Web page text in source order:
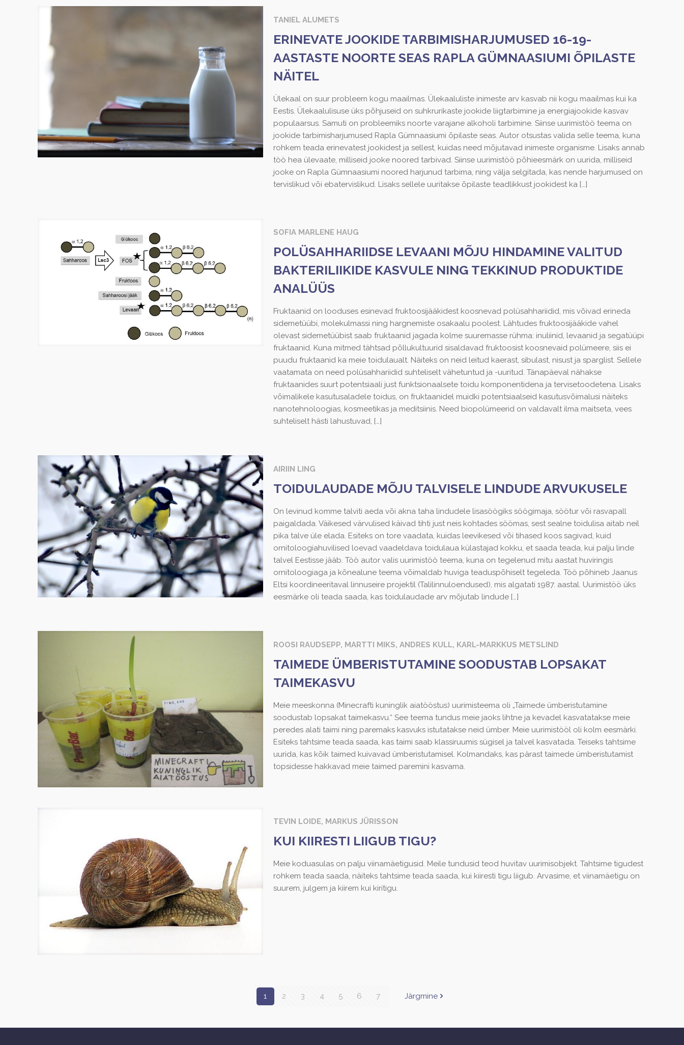
TANIEL ALUMETS
ERINEVATE JOOKIDE TARBIMISHARJUMUSED 16-19-
AASTASTE NOORTE SEAS RAPLA GÜMNAASIUMI ÕPILASTE
NÄITEL
Ülekaal on suur probleem kogu maailmas. Ülekaaluliste inimeste arv kasvab nii kogu maailmas kui ka
Eestis. Ülekaalulisuse üks põhjuseid on suhkrurikaste jookide liigtarbimine ja energiajookide kasvav
populaarsus. Samuti on probleemiks noorte varajane alkoholi tarbimine. Siinse uurimistöö teema on
jookide tarbimisharjumused Rapla Gümnaasiumi õpilaste seas. Autor otsustas valida selle teema, kuna
rohkem teada erinevatest jookidest ja sellest, kuidas need mõjutavad inimeste organisme. Lisaks annab
töö hea ülevaate, milliseid jooke noored tarbivad. Siinse uurimistöö põhieesmärk on uurida, milliseid
jooke on Rapla Gümnaasiumi noored harjunud tarbima, ning välja selgitada, kas nende harjumused on
tervislikud või ebatervislikud. Lisaks sellele uuritakse õpilaste teadlikkust jookidest ka[…]
SOFIA MARLENE HAUG
POLÜSAHHARIIDSE LEVAANI MÕJU HINDAMINE VALITUD
BAKTERILIIKIDE KASVULE NING TEKKINUD PRODUKTIDE
ANALÜÜS
Fruktaanid on looduses esinevad fruktoosijääkidest koosnevad polüsahhariidid, mis võivad erineda
sidemetüübi, molekulmassi ning hargnemiste osakaalu poolest. Lähtudes fruktoosijääkide vahel
olevast sidemetüübist saab fruktaanid jagada kolme suuremasse rühma: inuliinid, levaanid ja segatüüpi
fruktaanid. Kuna mitmed tähtsad põllukultuurid sisaldavad fruktoosist koosnevaid polümeere, siis ei
puudu fruktaanid ka meie toidulaualt. Näiteks on neid leitud kaerast, sibulast, nisust ja sparglist. Sellele
vaatamata on need polüsahhariidid suhteliselt vähetuntud ja -uuritud. Tänapäeval nähakse
fruktaanides suurt potentsiaali just funktsionaalsete toidu komponentidena ja tervisetoodetena. Lisaks
võimalikele kasutusaladele toidus, on fruktaanidel muidki potentsiaalseid kasutusvõimalusi näiteks
nanotehnoloogias, kosmeetikas ja meditsiinis. Need biopolümeerid on valdavalt ilma maitseta, vees
suhteliselt hästi lahustuvad, […]
AIRIIN LING
TOIDULAUDADE MÕJU TALVISELE LINDUDE ARVUKUSELE
On levinud komme talviti aeda või akna taha lindudele lisasöögiks söögimaja, söötur või rasvapall
paigaldada. Väikesed värvulised käivad tihti just neis kohtades söömas, sest sealne toidulisa aitab neil
pika talve üle elada. Esiteks on tore vaadata, kuidas leevikesed või tihased koos sagivad, kuid
ornitoloogiahuvilised loevad vaadeldava toidulaua külastajad kokku, et saada teada, kui palju linde
talvel Eestisse jääb. Töö autor valis uurimistöö teema, kuna on tegelenud mitu aastat huviringis
ornitoloogiaga ja kõnealune teema võimaldab huviga teaduspõhiselt tegeleda. Töö põhineb Jaanus
Eltsi koordineeritaval linnuseire projektil (Talilinnuloendused), mis algatati 1987. aastal. Uurimistöö üks
eesmärke oli teada saada, kas toidulaudade arv mõjutab lindude[…]
ROOSI RAUDSEPP, MARTTI MIKS, ANDRES KULL, KARL-MARKKUS METSLIND
TAIMEDE ÜMBERISTUTAMINE SOODUSTAB LOPSAKAT
TAIMEKASVU
Meie meeskonna (Minecrafti kuninglik aiatööstus) uurimisteema oli „Taimede ümberistutamine
soodustab lopsakat taimekasvu.“ See teema tundus meie jaoks lihtne ja kevadel kasvatatakse meie
peredes alati taimi ning paremaks kasvuks istutatakse neid ümber. Meie uurimistööl oli kolm eesmärki.
Esiteks tahtsime teada saada, kas taimi saab klassiruumis sügisel ja talvel kasvatada. Teiseks tahtsime
uurida, kas kõik taimed kuivavad ümberistutamisel. Kolmandaks, kas pärast taimede ümberistutamist
topsidesse hakkavad meie taimed paremini kasvama.
TEVIN LOIDE, MARKUS JÜRISSON
KUI KIIRESTI LIIGUB TIGU?
Meie koduasulas on palju viinamäetigusid. Meile tundusid teod huvitav uurimisobjekt. Tahtsime tigudest
rohkem teada saada, näiteks tahtsime teada saada, kui kiiresti tigu liigub. Arvasime, et viinamäetigu on
suurem, julgem ja kiirem kui kiritigu.
1 2 3 4 5 6 7 Järgmine